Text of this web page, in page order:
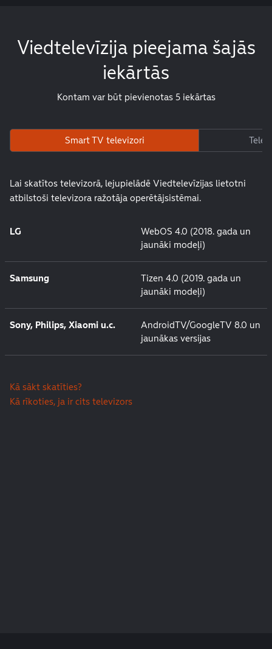
Viedtelevīzija pieejama šajās
iekārtās
Kontam var būt pievienotas 5 iekārtas
Smart TV televizori
Lai skatītos televizorā, lejupielādē Viedtelevīzijas lietotni
atbilstoši televizora ražotāja operētājsistēmai.
LG
WebOS 4.0 (2018. gada un
jaunāki modeļi)
Samsung
Tizen 4.0 (2019. gada un
jaunāki modeļi)
Sony, Philips, Xiaomi u.c.
AndroidTV/GoogleTV 8.0 un
jaunākas versijas
Kā sākt skatīties?
Kā rīkoties, ja ir cits televizors